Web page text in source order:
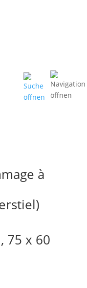
à
75 x 60